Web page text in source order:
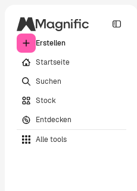
Erstellen
Startseite
Suchen
Stock
Entdecken
Alle tools